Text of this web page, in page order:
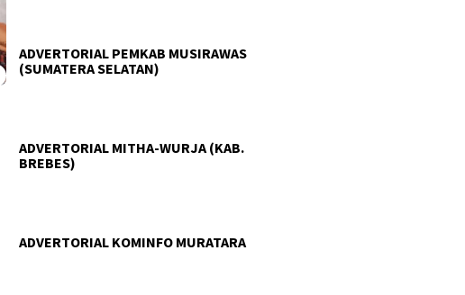
Nasi Box untuk Warga
Sambil Perhatikan Aspirasi
ADVERTORIAL PEMKAB MUSIRAWAS
(SUMATERA SELATAN)
ADVERTORIAL MITHA-WURJA (KAB.
BREBES)
ADVERTORIAL KOMINFO MURATARA